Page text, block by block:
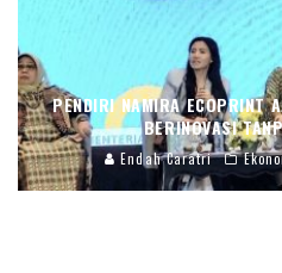
PENDIRI NAMIRA ECOPRINT
BERINOVASI
Endah Caratri